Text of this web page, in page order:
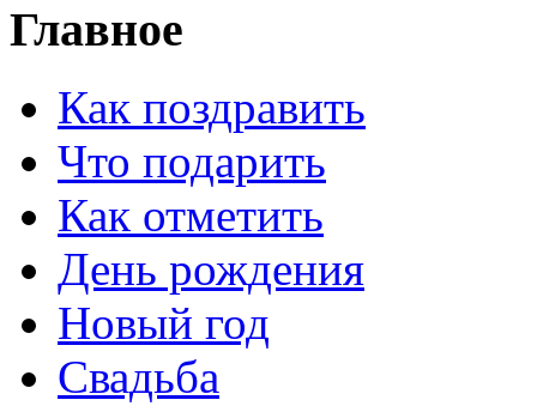
Главное
Как поздравить
Что подарить
Как отметить
День рождения
Новый год
Свадьба